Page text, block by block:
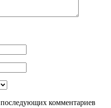
комментариев